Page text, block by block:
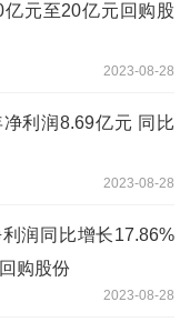
元至20亿元回购股
2023-08-28
利润8.69亿元 同比
2023-08-28
润同比增长17.86%
购股份
2023-08-28